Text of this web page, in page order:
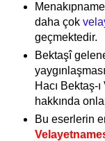
daha çok
geçmektedir.
Bektaşî
Hacı Bektaş-
hakkında
Bu eserlerin